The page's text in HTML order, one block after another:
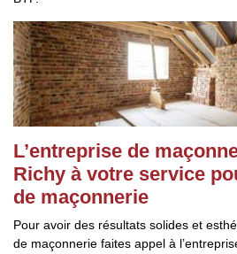
L’entreprise de
Richy à votre service
de maçonnerie
Pour avoir des résultats solides et
de maçonnerie faites appel à